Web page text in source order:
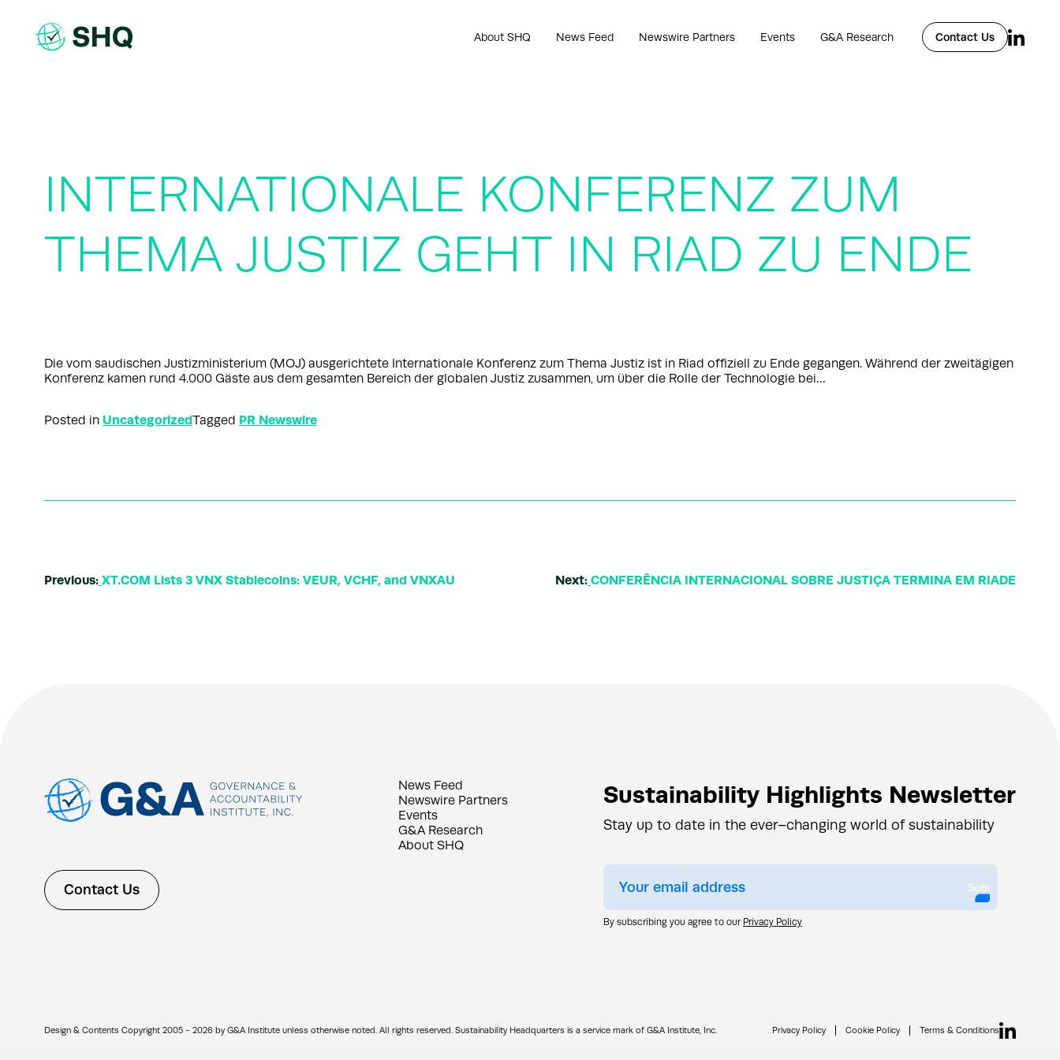
content
About SHQ News Feed Newswire Partners Events G&A Research Contact Us
INTERNATIONALE KONFERENZ ZUM
THEMA JUSTIZ GEHT IN RIAD ZU ENDE
Die vom saudischen Justizministerium (MOJ) ausgerichtete Internationale Konferenz zum Thema Justiz ist in Riad offiziell zu Ende gegangen. Während der zweitägigen
Konferenz kamen rund 4.000 Gäste aus dem gesamten Bereich der globalen Justiz zusammen, um über die Rolle der Technologie bei…
Posted in UncategorizedTagged PR Newswire
Previous: XT.COM Lists 3 VNX Stablecoins: VEUR, VCHF, and VNXAU Next: CONFERÊNCIA INTERNACIONAL SOBRE JUSTIÇA TERMINA EM RIADE
Contact Us
News Feed
Newswire Partners
Events
G&A Research
About SHQ
Sustainability Highlights Newsletter
Stay up to date in the ever–changing world of sustainability
Submit
By subscribing you agree to our Privacy Policy
Design & Contents Copyright 2005 - 2026 by G&A Institute unless otherwise noted. All rights reserved. Sustainability Headquarters is a service mark of G&A Institute, Inc. Privacy Policy Cookie Policy Terms & Conditions